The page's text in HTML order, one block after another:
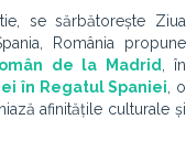
se sărbătorește Ziua
România propune
de la Madrid
, în
în Regatul Spaniei , o
afinitățile culturale și